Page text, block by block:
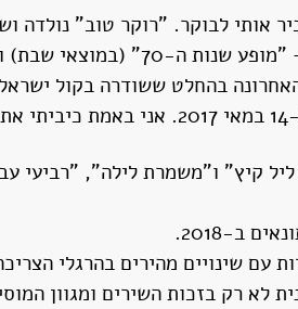
2017. במקביל ערכתי ושידרתי תכניות
בהחלט ששודרה בקול
לשדר ברדיו אקו99. "חלום ליל קיץ" ו"משמרת
ב-2018.
עם שינויים מהירים בהרגלי
לא רק בזכות השירים ומגוון